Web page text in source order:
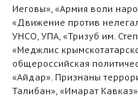
Иеговы», «Армия воли
«Движение против
УНСО, УПА, «Тризуб им.
«Меджлис
общероссийская
«Айдар». Признаны
Талибан», «Имарат